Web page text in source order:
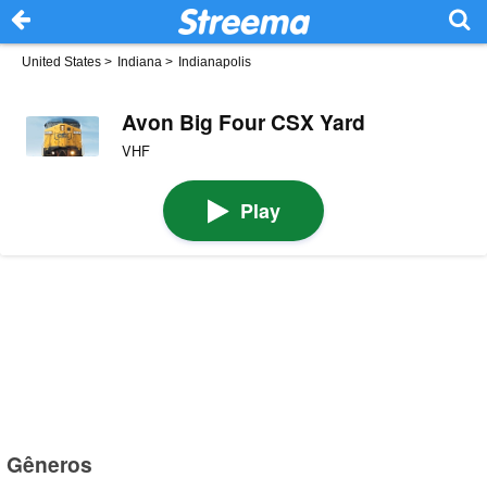
United States > Indiana > Indianapolis
Avon Big Four CSX Yard
VHF
Play
Gêneros